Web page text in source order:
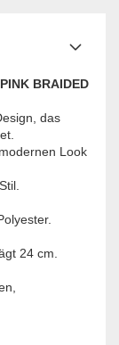
BRAIDED
das
Look
24 cm.